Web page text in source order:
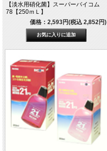
【淡水用硝化菌】スーパーバイコム
78【250ｍＬ】
価格：2,593円(税込 2,852円)